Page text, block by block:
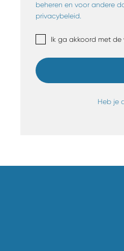
beheren en voor andere
privacybeleid.
Ik ga akkoord met de
Heb je